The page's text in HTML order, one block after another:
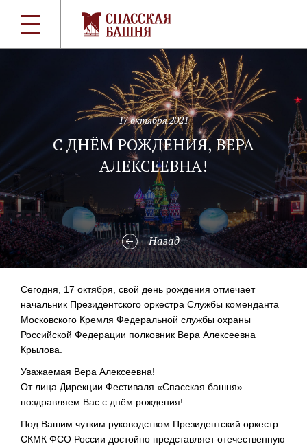
17 октября 2021
С ДНЁМ РОЖДЕНИЯ, ВЕРА
АЛЕКСЕЕВНА!
Назад
Сегодня, 17 октября, свой день рождения отмечает
начальник Президентского оркестра Службы коменданта
Московского Кремля Федеральной службы охраны
Российской Федерации полковник Вера Алексеевна
Крылова.
Уважаемая Вера Алексеевна!
От лица Дирекции Фестиваля «Спасская башня»
поздравляем Вас с днём рождения!
Под Вашим чутким руководством Президентский оркестр
СКМК ФСО России достойно представляет отечественную